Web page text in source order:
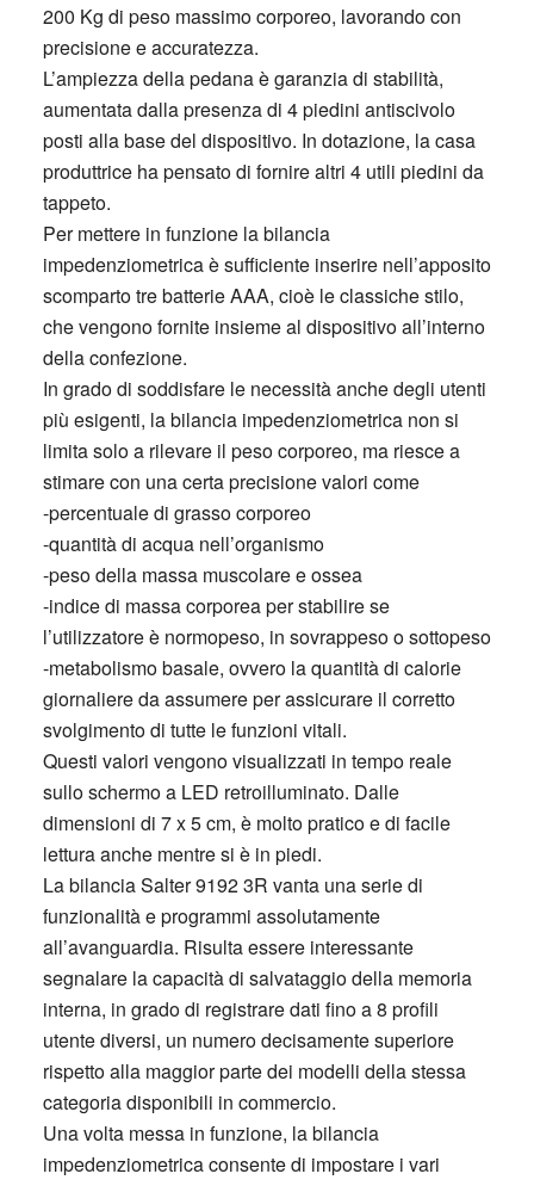
200 Kg di peso massimo corporeo, lavorando con
precisione e accuratezza.
L’ampiezza della pedana è garanzia di stabilità,
aumentata dalla presenza di 4 piedini antiscivolo
posti alla base del dispositivo. In dotazione, la casa
produttrice ha pensato di fornire altri 4 utili piedini da
tappeto.
Per mettere in funzione la bilancia
impedenziometrica è sufficiente inserire nell’apposito
scomparto tre batterie AAA, cioè le classiche stilo,
che vengono fornite insieme al dispositivo all’interno
della confezione.
In grado di soddisfare le necessità anche degli utenti
più esigenti, la bilancia impedenziometrica non si
limita solo a rilevare il peso corporeo, ma riesce a
stimare con una certa precisione valori come
-percentuale di grasso corporeo
-quantità di acqua nell’organismo
-peso della massa muscolare e ossea
-indice di massa corporea per stabilire se
l’utilizzatore è normopeso, in sovrappeso o sottopeso
-metabolismo basale, ovvero la quantità di calorie
giornaliere da assumere per assicurare il corretto
svolgimento di tutte le funzioni vitali.
Questi valori vengono visualizzati in tempo reale
sullo schermo a LED retroilluminato. Dalle
dimensioni di 7 x 5 cm, è molto pratico e di facile
lettura anche mentre si è in piedi.
La bilancia Salter 9192 3R vanta una serie di
funzionalità e programmi assolutamente
all’avanguardia. Risulta essere interessante
segnalare la capacità di salvataggio della memoria
interna, in grado di registrare dati fino a 8 profili
utente diversi, un numero decisamente superiore
rispetto alla maggior parte dei modelli della stessa
categoria disponibili in commercio.
Una volta messa in funzione, la bilancia
impedenziometrica consente di impostare i vari